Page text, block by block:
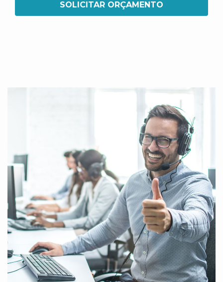
SOLICITAR ORÇAMENTO